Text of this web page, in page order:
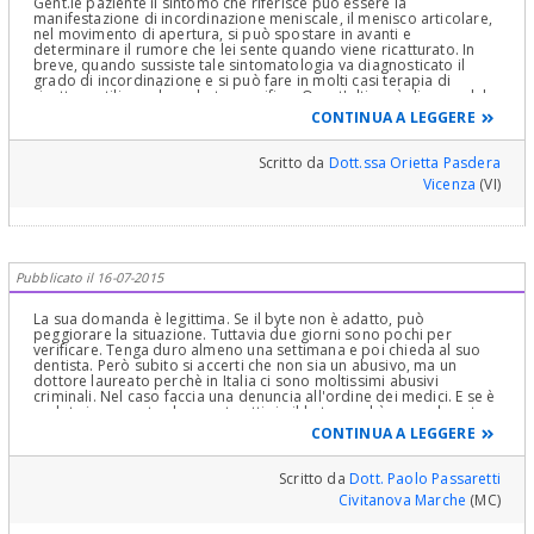
Ortopedici del Rachide .Una visita osteopatica e fisiatrica alla
muscolatura del bacino in particolare del M.Psoas sarebbe molto
utile..perché è uno dei primi muscoli a "saltare" in una patologia
lombosacrale in cui sia coinvolta la postura…sia che essa sia
discendente ,ossia a partenza da una malocclusione,sia che essa
sia ascendente…ossia a partenza dagli arti inferiori, appoggio
della pianta dei piedi, anche o colonna lombo sacrale. ha Bisogno
di UN ECCELLENTE GNATOLOGO e di un altrettanto ECCELLENTE
Posturologo che sia anche osteopata e fisiatra e collabori con lo
Gnatologo ( Questo le dico perchè è mia prassi fare così in
Gnatologia!!!) Le ho spiegato perchè,non entro nel merito delle
terapie delle singole tre specialità,perchè senza averla visitata non
è possibile, infine, ci sono terapie, di riabilitazione neuro muscolo-
concetto statico che soprattutto dinamico necessita un approccio
disfunzioni neuro muscolari , occlusali e della Articolazione
Temporo Mandibolare e non lo si può spiegare in due parole, tra
l’altro consigliandola su cosa sia meglio, senza averla visitata
clinicamente, studiandone il caso, di persona. Le lascio un Poster
su Bite, Arco Facciale, Esame stabilometrico computerizzato come
parte piccolissima di una visita Clinica e strumentale Gnatologica.
Cari saluti e si affidi ad un bravo Gnatologo.
manifestazione di incordinazione meniscale, il menisco articolare,
nel movimento di apertura, si può spostare in avanti e
determinare il rumore che lei sente quando viene ricatturato. In
breve, quando sussiste tale sintomatologia va diagnosticato il
grado di incordinazione e si può fare in molti casi terapia di
ricattura utilizzando un byte specifico. Quest'ultimo è diverso dal
byte neuromuscolare per serramento. Cordiali saluti
CONTINUA A LEGGERE
Scritto da Dott.ssa Orietta Pasdera
Vicenza (VI)
Pubblicato il 16-07-2015
La sua domanda è legittima. Se il byte non è adatto, può
peggiorare la situazione. Tuttavia due giorni sono pochi per
verificare. Tenga duro almeno una settimana e poi chieda al suo
dentista. Però subito si accerti che non sia un abusivo, ma un
dottore laureato perchè in Italia ci sono moltissimi abusivi
criminali. Nel caso faccia una denuncia all'ordine dei medici. E se è
andata in un centro low cost getti via il byte perchè normalmente
CONTINUA A LEGGERE
Scritto daDott. Paolo Passaretti
Civitanova Marche (MC)